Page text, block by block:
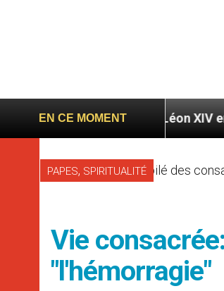
EN CE MOMENT
Léon XIV en France : le
PAPES, SPIRITUALITÉ
Vie
"l'hémorragie"